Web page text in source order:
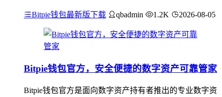
Bitpie钱包最新版下载 qbadmin 1.2K 2026-08-05
Bitpie钱包官方，安全便捷的数字资产可靠管家
Bitpie钱包官方是面向数字资产持有者推出的专业数字资